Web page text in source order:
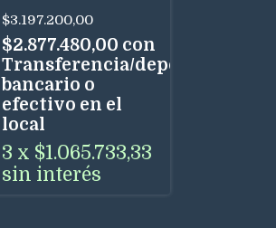
Puertas
$3.197.200,00
$2.877.480,00 con
Transferencia/depósito
bancario o
efectivo en el
local
3 x $1.065.733,33
sin interés